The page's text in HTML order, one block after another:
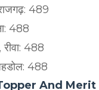
489
488
रीवा: 488
488
And Merit